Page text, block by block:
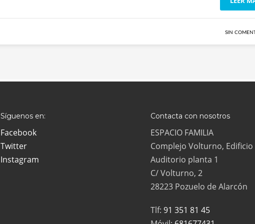
SIN
Síguenos en:
Facebook
Twitter
Instagram
Contacta con nosotros
ESPACIO FAMILIA
Complejo Volturno, Edificio
Auditorio planta 1
C/ Volturno, 2
28223 Pozuelo de Alarcón
Tlf: 91 351 81 45